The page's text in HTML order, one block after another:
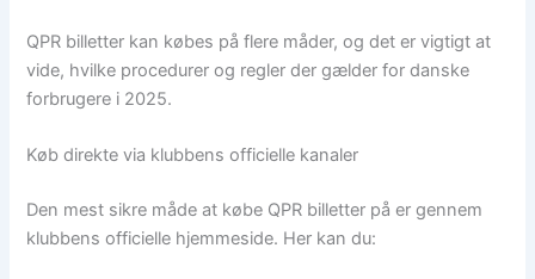
QPR billetter kan købes på flere måder, og det er vigtigt at
vide, hvilke procedurer og regler der gælder for danske
forbrugere i 2025.
Køb direkte via klubbens officielle kanaler
Den mest sikre måde at købe QPR billetter på er gennem
klubbens officielle hjemmeside. Her kan du: